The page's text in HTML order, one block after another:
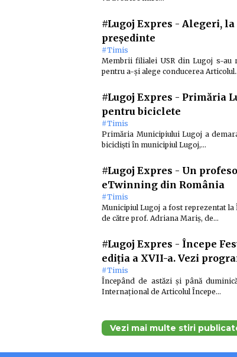
#Lugoj Expres - Alegeri, la
președinte
#Timis
Membrii filialei USR din Lugoj s-au
pentru a-și alege conducerea
#Lugoj Expres - Primăria
pentru biciclete
#Timis
Primăria Municipiului Lugoj a
bicicliști în municipiul Lugoj,…
#Lugoj Expres - Un
eTwinning din România
#Timis
Municipiul Lugoj a fost reprezentat
de către prof. Adriana Mariș, de…
#Lugoj Expres - Începe
ediția a XVII-a. Vezi
#Timis
Începând de astăzi și până
Internaţional de Articolul Începe…
Vezi mai multe stiri